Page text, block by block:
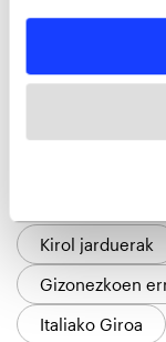
and set your
fitxategiak
esplizitua
Kirol jarduerak
Gizonezkoen
Italiako Giroa